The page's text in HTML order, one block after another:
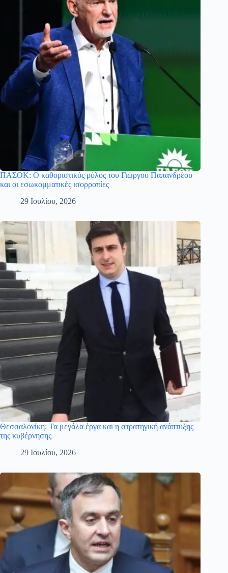
ΠΑΣΟΚ: Ο καθοριστικός ρόλος του Γιώργου Παπανδρέου
και οι εσωκομματικές ισορροπίες
29 Ιουλίου, 2026
Θεσσαλονίκη: Τα μεγάλα έργα και η στρατηγική ανάπτυξης
της κυβέρνησης
29 Ιουλίου, 2026